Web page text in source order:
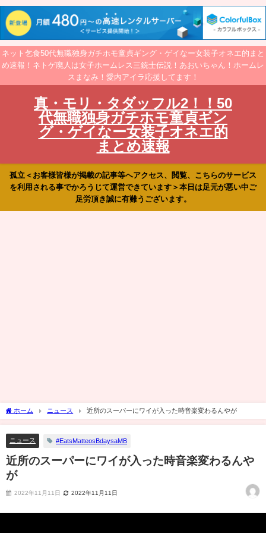
ネット乞食50代無職独身ガチホモ童貞ギング・ゲイなー女装子オネエ的まと
め速報！ネトゲ廃人は女子ホームレス三銃士伝説！あおいちゃん！ホームレ
スまなみ！愛内アイラ応援してます！
真・モリ・タダッフル2！！50
代無職独身ガチホモ童貞ギン
グ・ゲイなー女装子オネエ的
まとめ速報
孤立＜お客様皆様が掲載の記事等へアクセス、閲覧、こちらのサービス
を利用される事でかろうじて運営できています＞本日は足元が悪い中ご
足労頂き誠に有難うございます。
ホーム ニュース 近所のスーパーにワイが入った時音楽変わるんやが
ニュース #EatsMatteosBdaysaMB
近所のスーパーにワイが入った時音楽変わるんや
が
2022年11月11日 2022年11月11日